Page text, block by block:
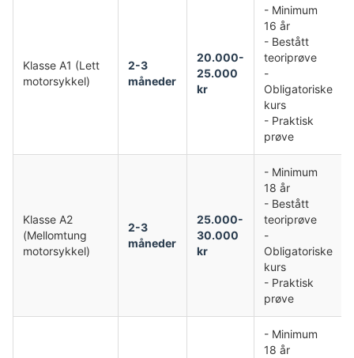
Klasse A1 (Lett
motorsykkel)
2-3
måneder
20.000-
25.000
kr
- Minimum
16 år
- Bestått
teoriprøve
-
Obligatoriske
kurs
- Praktisk
prøve
Klasse A2
(Mellomtung
motorsykkel)
2-3
måneder
25.000-
30.000
kr
- Minimum
18 år
- Bestått
teoriprøve
-
Obligatoriske
kurs
- Praktisk
prøve
- Minimum
18 år